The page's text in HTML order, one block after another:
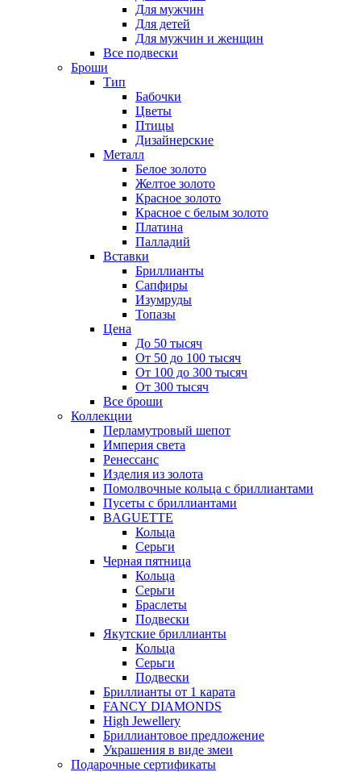
Для мужчин
Для детей
Для мужчин и женщин
Все подвески
Броши
Тип
Бабочки
Цветы
Птицы
Дизайнерские
Металл
Белое золото
Желтое золото
Красное золото
Красное с белым золото
Платина
Палладий
Вставки
Бриллианты
Сапфиры
Изумруды
Топазы
Цена
До 50 тысяч
От 50 до 100 тысяч
От 100 до 300 тысяч
От 300 тысяч
Все броши
Коллекции
Перламутровый шепот
Империя света
Ренессанс
Изделия из золота
Помолвочные кольца с бриллиантами
Пусеты с бриллиантами
BAGUETTE
Кольца
Серьги
Черная пятница
Кольца
Серьги
Браслеты
Подвески
Якутские бриллианты
Кольца
Серьги
Подвески
Бриллианты от 1 карата
FANCY DIAMONDS
High Jewellery
Бриллиантовое предложение
Украшения в виде змеи
Подарочные сертификаты